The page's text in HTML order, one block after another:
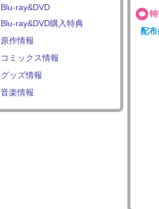
配
Blu-ray&DVD
Blu-ray&DVD購入特典
原作情報
コミックス情報
グッズ情報
音楽情報